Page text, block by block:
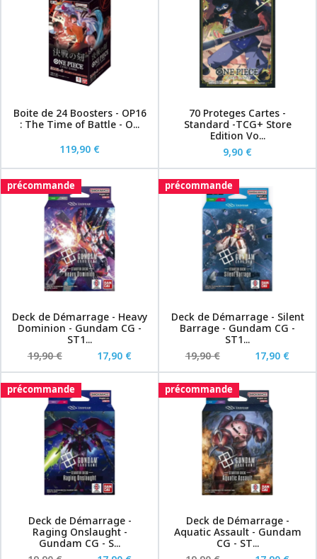
Boite de 24 Boosters - OP16
: The Time of Battle - O...
119,90 €
70 Proteges Cartes -
Standard -TCG+ Store
Edition Vo...
9,90 €
précommande
Deck de Démarrage - Heavy
Dominion - Gundam CG -
ST1...
19,90 €
17,90 €
précommande
Deck de Démarrage - Silent
Barrage - Gundam CG -
ST1...
19,90 €
17,90 €
précommande
Deck de Démarrage -
Raging Onslaught -
Gundam CG - S...
précommande
Deck de Démarrage -
Aquatic Assault - Gundam
CG - ST...